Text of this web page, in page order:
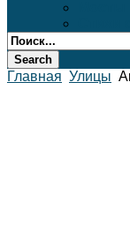
Главная Улицы